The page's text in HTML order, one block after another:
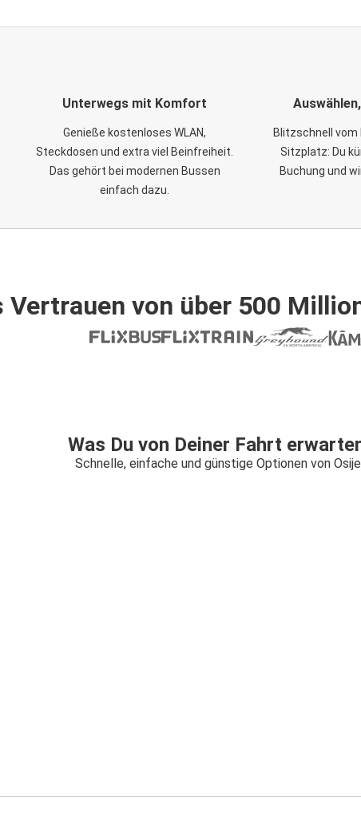
Unterwegs mit Komfort
Genieße kostenloses WLAN,
Steckdosen und extra viel Beinfreiheit.
Das gehört bei modernen Bussen
einfach dazu.
Blitzschnell vom
Sitzplatz: Du
Buchung und
Vertrauen von über 500
Was Du von Deiner Fahrt
Schnelle, einfache und günstige Optionen von